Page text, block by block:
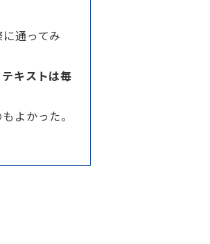
通ってみ
テキストは毎
よかった。